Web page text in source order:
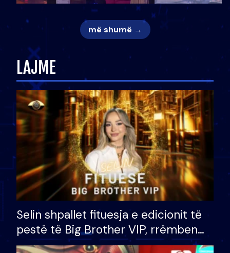
më shumë →
LAJME
Selin shpallet fituesja e edicionit të
pestë të Big Brother VIP, rrëmben
çmimin e madh prej 100 mijë eurosh